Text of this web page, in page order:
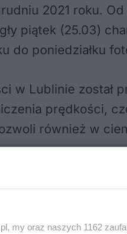
2021 roku.
piątek (25.03)
poniedziałku
w Lublinie
prędkości,
również w
o
my oraz naszych 1162